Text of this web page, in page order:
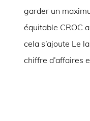
garder un
équitable CROC
cela s’ajoute Le
chiffre d’affaires